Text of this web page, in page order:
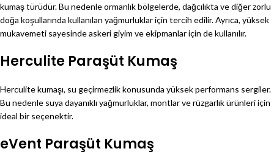
kumaş türüdür. Bu nedenle ormanlık bölgelerde, dağcılıkta ve diğer zorlu
doğa koşullarında kullanılan yağmurluklar için tercih edilir. Ayrıca, yüksek
mukavemeti sayesinde askeri giyim ve ekipmanlar için de kullanılır.
Herculite Paraşüt Kumaş
Herculite kumaşı, su geçirmezlik konusunda yüksek performans sergiler.
Bu nedenle suya dayanıklı yağmurluklar, montlar ve rüzgarlık ürünleri için
ideal bir seçenektir.
eVent Paraşüt Kumaş